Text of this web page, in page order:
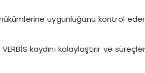
hükümlerine uygunluğunu kontrol
kaydını kolaylaştırır ve